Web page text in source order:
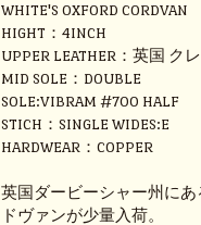
WHITE'S OXFORD CORDVAN
HIGHT：4INCH
UPPER LEATHER：英国 ク
MID SOLE：DOUBLE
SOLE:VIBRAM #700 HALF
STICH：SINGLE WIDES:E
HARDWEAR：COPPER
英国ダービーシャー州に
ドヴァンが少量入荷。